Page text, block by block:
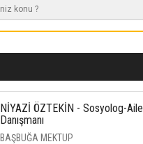
NİYAZİ ÖZTEKİN - Sosyolog-Aile
Danışmanı
BAŞBUĞA MEKTUP